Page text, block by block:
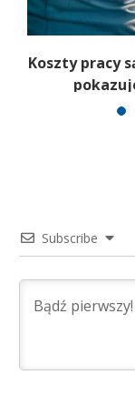
Koszty pracy
Subscribe